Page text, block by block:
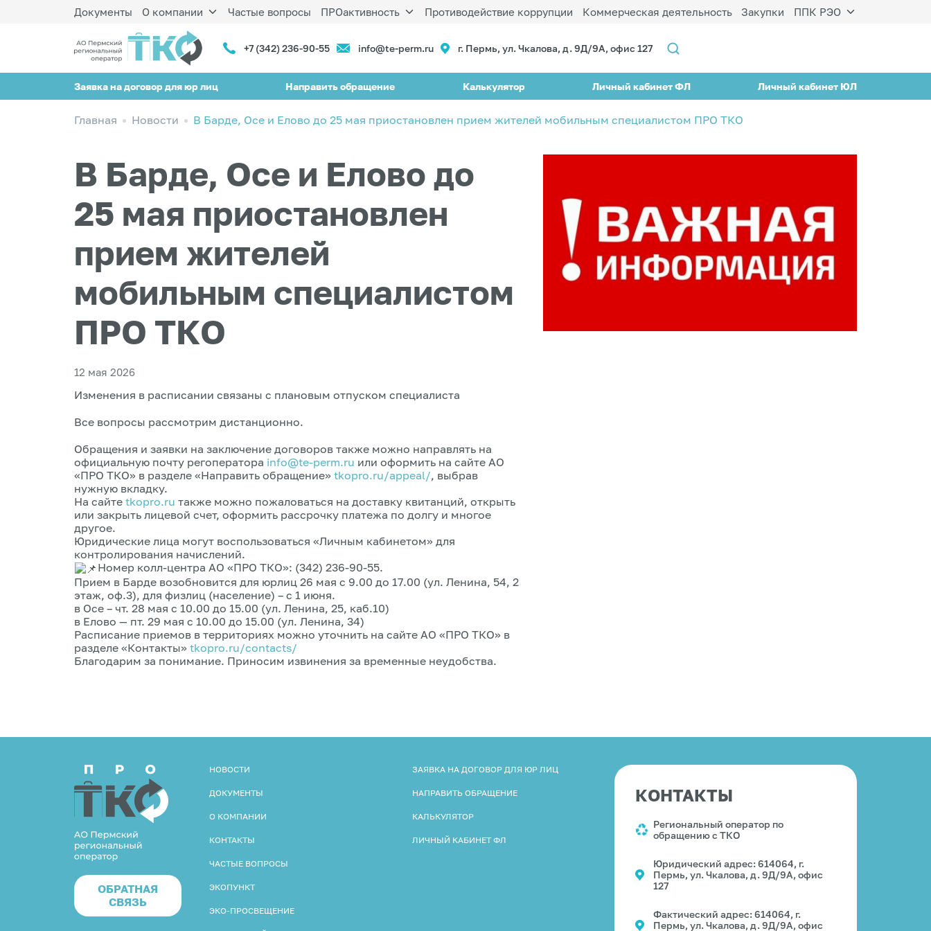
Документы О компании Частые вопросы ПРОактивность Противодействие коррупции Коммерческая деятельность Закупки ППК РЭО
+7 (342) 236-90-55 info@te-perm.ru г. Пермь, ул. Чкалова, д. 9Д/9А, офис 127
Заявка на договор для юр лиц Направить обращение Калькулятор Личный кабинет ФЛ Личный кабинет ЮЛ
Главная Новости В Барде, Осе и Елово до 25 мая приостановлен прием жителей мобильным специалистом ПРО ТКО
В Барде, Осе и Елово до
25 мая приостановлен
прием жителей
мобильным специалистом
ПРО ТКО
12 мая 2026
Изменения в расписании связаны с плановым отпуском специалиста
Все вопросы рассмотрим дистанционно.
Обращения и заявки на заключение договоров также можно направлять на
официальную почту регоператора info@te-perm.ru или оформить на сайте АО
«ПРО ТКО» в разделе «Направить обращение»tkopro.ru/appeal/, выбрав
нужную вкладку.
На сайтеtkopro.ru также можно пожаловаться на доставку квитанций, открыть
или закрыть лицевой счет, оформить рассрочку платежа по долгу и многое
другое.
Юридические лица могут воспользоваться «Личным кабинетом» для
контролирования начислений.
Номер колл-центра АО «ПРО ТКО»: (342) 236-90-55.
Прием в Барде возобновится для юрлиц 26 мая с 9.00 до 17.00 (ул. Ленина, 54, 2
этаж, оф.3), для физлиц (население) – с 1 июня.
в Осе – чт. 28 мая с 10.00 до 15.00 (ул. Ленина, 25, каб.10)
в Елово — пт. 29 мая с 10.00 до 15.00 (ул. Ленина, 34)
Расписание приемов в территориях можно уточнить на сайте АО «ПРО ТКО» в
разделе «Контакты»tkopro.ru/contacts/
Благодарим за понимание. Приносим извинения за временные неудобства.
ОБРАТНАЯ
СВЯЗЬ
НОВОСТИ
ДОКУМЕНТЫ
О КОМПАНИИ
КОНТАКТЫ
ЧАСТЫЕ ВОПРОСЫ
ЭКОПУНКТ
ЭКО-ПРОСВЕЩЕНИЕ
ЗАЯВКА НА ДОГОВОР ДЛЯ ЮР ЛИЦ
НАПРАВИТЬ ОБРАЩЕНИЕ
КАЛЬКУЛЯТОР
ЛИЧНЫЙ КАБИНЕТ ФЛ
КОНТАКТЫ
Региональный оператор по
обращению с ТКО
Юридический адрес: 614064, г.
Пермь, ул. Чкалова, д. 9Д/9А, офис
127
Фактический адрес: 614064, г.
Пермь, ул. Чкалова, д. 9Д/9А, офис